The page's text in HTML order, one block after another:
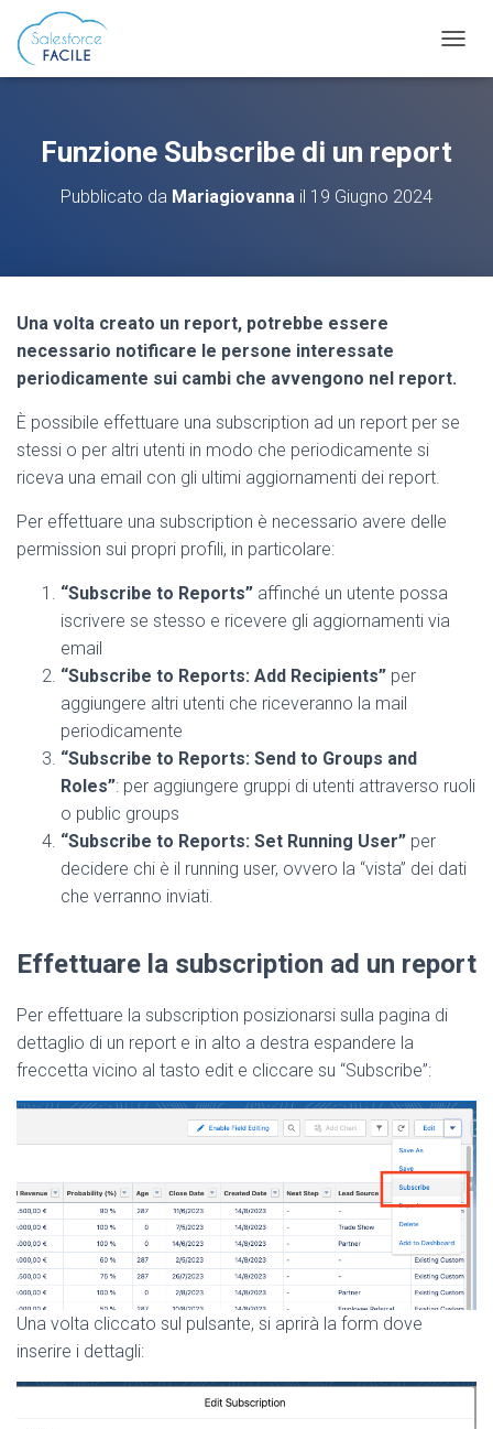
A
Funzione Subscribe di un report
Pubblicato da Mariagiovanna il 19 Giugno 2024
Una volta creato un report, potrebbe essere
necessario notificare le persone interessate
periodicamente sui cambi che avvengono nel report.
È possibile effettuare una subscription ad un report per se
stessi o per altri utenti in modo che periodicamente si
riceva una email con gli ultimi aggiornamenti dei report.
Per effettuare una subscription è necessario avere delle
permission sui propri profili, in particolare:
“Subscribe to Reports” affinché un utente possa
iscrivere se stesso e ricevere gli aggiornamenti via
email
“Subscribe to Reports: Add Recipients” per
aggiungere altri utenti che riceveranno la mail
periodicamente
“Subscribe to Reports: Send to Groups and
Roles”: per aggiungere gruppi di utenti attraverso ruoli
o public groups
“Subscribe to Reports: Set Running User” per
decidere chi è il running user, ovvero la “vista” dei dati
che verranno inviati.
Effettuare la subscription ad un report
Per effettuare la subscription posizionarsi sulla pagina di
dettaglio di un report e in alto a destra espandere la
freccetta vicino al tasto edit e cliccare su “Subscribe”:
Una volta cliccato sul pulsante, si aprirà la form dove
inserire i dettagli: